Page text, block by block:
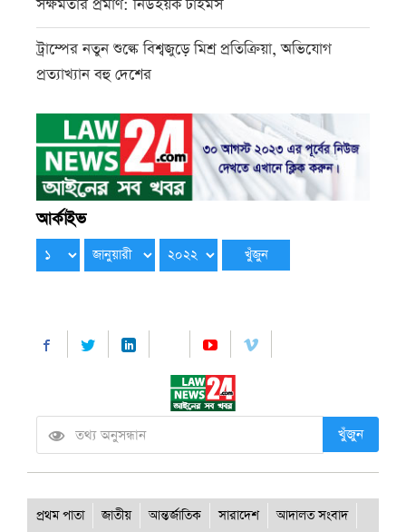
সক্ষমতার প্রমাণ: নিউইয়র্ক টাইমস
ট্রাম্পের নতুন শুল্কে বিশ্বজুড়ে মিশ্র প্রতিক্রিয়া, অভিযোগ
প্রত্যাখ্যান বহু দেশের
আর্কাইভ
খুঁজুন
প্রথম পাতা জাতীয় আন্তর্জাতিক সারাদেশ আদালত সংবাদ